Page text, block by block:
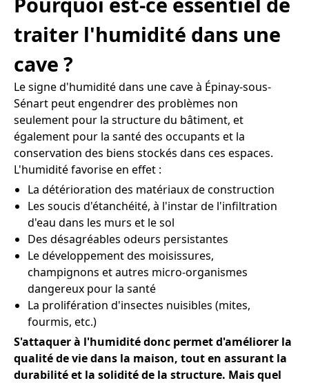
traiter l'humidité dans une
cave ?
Le signe d'humidité dans une cave à Épinay-sous-
Sénart peut engendrer des problèmes non
seulement pour la structure du bâtiment, et
également pour la santé des occupants et la
conservation des biens stockés dans ces espaces.
L'humidité favorise en effet :
La détérioration des matériaux de construction
Les soucis d'étanchéité, à l'instar de l'infiltration
d'eau dans les murs et le sol
Des désagréables odeurs persistantes
Le développement des moisissures,
champignons et autres micro-organismes
dangereux pour la santé
La prolifération d'insectes nuisibles (mites,
fourmis, etc.)
S'attaquer à l'humidité donc permet d'améliorer la
qualité de vie dans la maison, tout en assurant la
durabilité et la solidité de la structure. Mais quel